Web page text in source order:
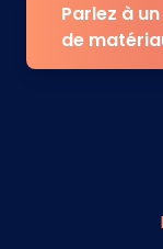
Parlez à
de